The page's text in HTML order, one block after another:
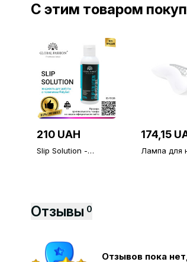
С этим товаром
210 UAH
Slip Solution -
174,15
Лампа для
Отзывы 0
Отзывов пока